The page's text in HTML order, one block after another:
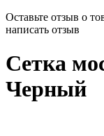
Оставьте отзыв о
написать отзыв
Сетка
Черный